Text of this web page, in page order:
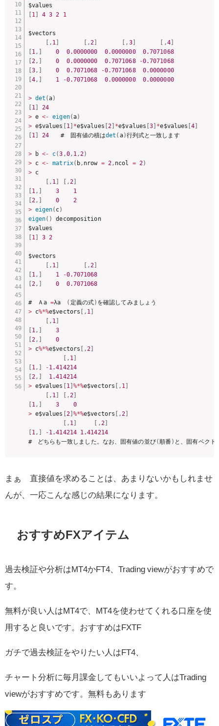
[1] 4 3 2 1
$vectors
[ , 1] [ ,2] [ , 3] [ ,4]
[1, ] 0 0.0000000 0.0000000
0.7071068
[2, ] 0 0.0000000 0.7071068 -0.7071068
[3, ] 0 0.7071068 -0.7071068
0.0000000
[4, ] 1 -0.7071068 0.0000000 0.0000000
> det (a)
[1]
24
> e <- eigen(a)
> e$values [1] *e$values [2] *e$values [3] *e$values [4]
[1] 24 #　固有値の積はdet ( a)行列式と一致します
> b <- c(3 ,0, 1,2)
> c <- matrix( b, nrow = 2, ncol = 2)
> c
[ , 1] [ ,2]
[1, ] 3
1
[2, ] 0
2
> eigen( c)
eigen( )
decomposition
[1] 3 2
$vectors
[ , 1] [ ,2]
[1, ] 1 -0.7071068
[2, ] 0 0.7071068
#　Ａa =λa ( 定義の式)
> c%*%e$vectors [ , 1]
[ , 1]
[1, ]
3
[2, ]
0
> c%*%e$vectors [ ,2]
[ , 1]
[1, ] -1.414214
[2, ]
1.414214
> e$values [1] %*%e$vectors [ , 1]
[ , 1] [ ,2]
[1, ] 3
0
> e$values [2] %*%e$vectors [ ,2]
[ , 1] [ ,2]
[1, ] -1.414214 1.414214
#　どちらも一致しました。なお、固有値の並び( 順番) と、固有ベクト
まぁ 直接値を求めることは、あまりないかもしれませ
んが、一応こんな感じの結果になります。
おすすめFXアイテム
過去検証や分析はMT4かFT4、Trading viewがおすすめで
す。
無料が良い人はMT4で、MT4を使わせてくれる口座を使
用すると良いです。おすすめはFXTF
ガチで過去検証をやりたい人はFT4、
チャート分析に毎月課金してもいいよって人はTrading
viewがおすすめです。無料もあります